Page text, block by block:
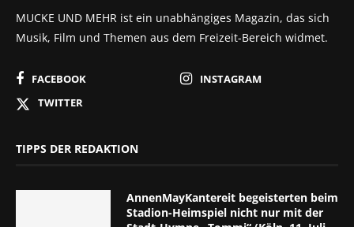
MUCKE UND MEHR ist ein unabhängiges Magazin, das sich
Musik, Film und Themen aus dem Freizeit-Bereich widmet.
FACEBOOK
INSTAGRAM
TWITTER
TIPPS DER REDAKTION
AnnenMayKantereit begeisterten beim
Stadion-Heimspiel nicht nur mit der